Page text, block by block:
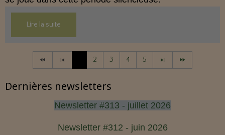
Lire la suite
2 3 4 5
Dernières newsletters
Newsletter #313 - juillet 2026
Newsletter #312 - juin 2026